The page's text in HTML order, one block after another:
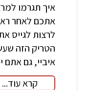
איך תגרמו
אתכם לאחר
לרצות לגייס
הטריק הזה
איביי, גם אתם
קרא עוד...